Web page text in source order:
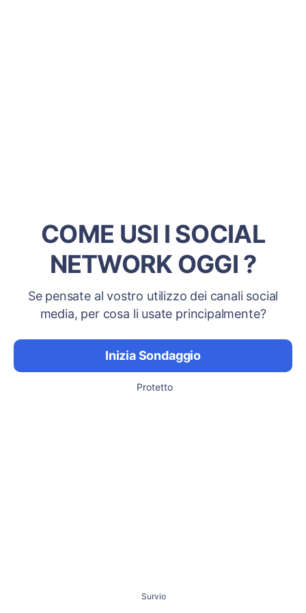
COME USI I SOCIAL
NETWORK OGGI ?
Se pensate al vostro utilizzo dei canali social
media, per cosa li usate principalmente?
Inizia Sondaggio
Protetto
Survio